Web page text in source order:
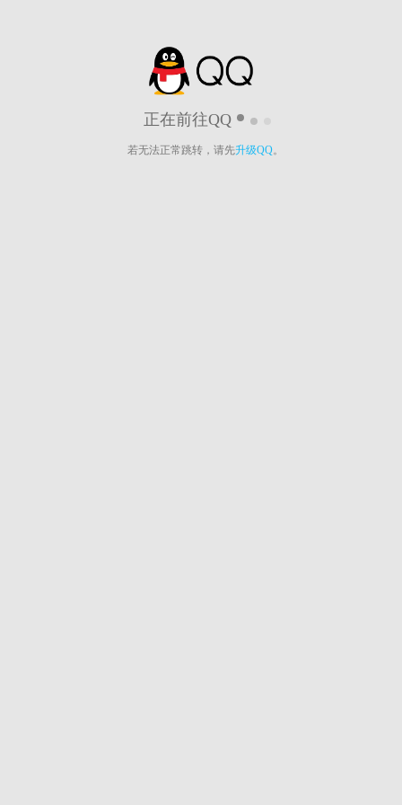
正在前往QQ
若无法正常跳转，请先升级QQ。